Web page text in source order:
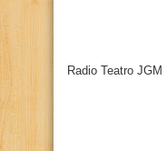
Radio Teatro JGM